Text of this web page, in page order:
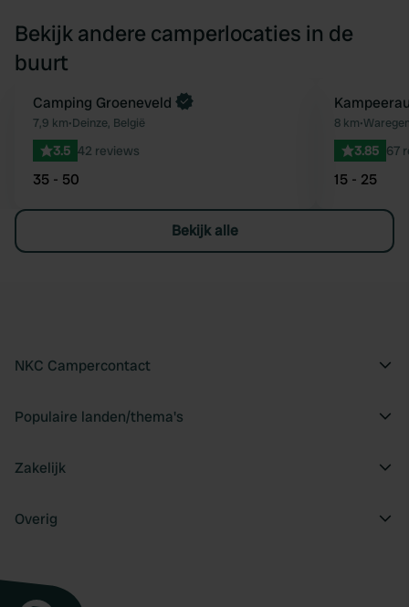
Bekijk andere camperlocaties in de
buurt
Favoriet
Camping Groeneveld
7,9 km•Deinze, België
3.5 42 reviews
35 - 50
8 km•
3.85 67
15 - 25
Bekijk alle
NKC Campercontact
Populaire landen/thema's
Zakelijk
Overig